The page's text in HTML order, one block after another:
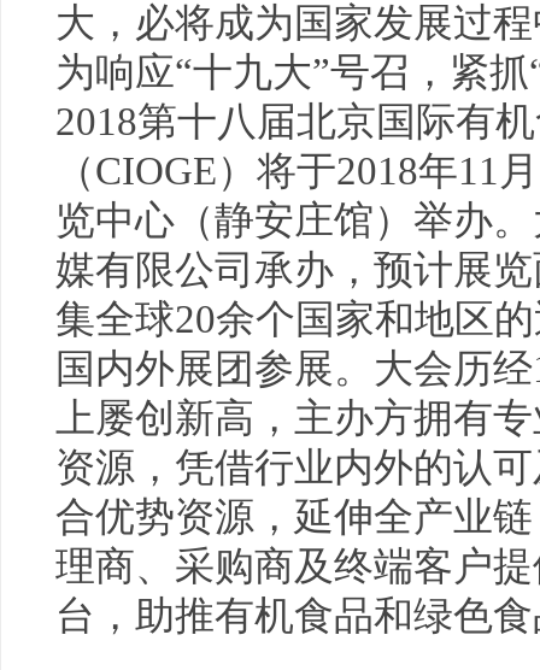
大，必将成为国家发展过
为响应“十九大”号召，紧
2018第十八届北京国际有
（CIOGE）将于2018年11
览中心（静安庄馆）举办
媒有限公司承办，预计展
集全球20余个国家和地区
国内外展团参展。大会历
上屡创新高，主办方拥有
资源，凭借行业内外的认
合优势资源，延伸全产业
理商、采购商及终端客户
台，助推有机食品和绿色